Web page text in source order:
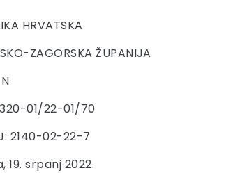
HRVATSKA
ZAGORSKA ŽUPANIJA
320-01/22-01/70
2140-02-22-7
19. srpanj 2022.